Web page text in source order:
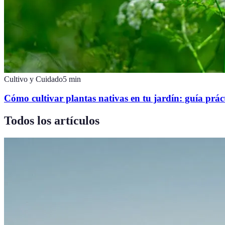
Cultivo y Cuidado5 min
Cómo cultivar plantas nativas en tu jardín: guía
Todos los artículos